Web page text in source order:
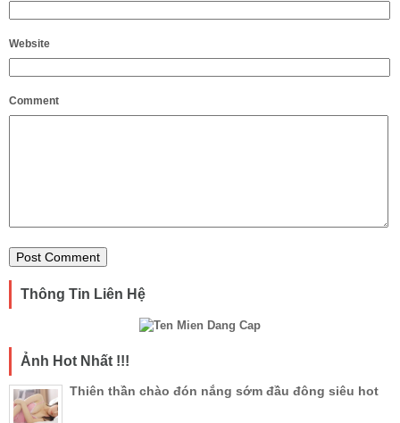
Website
Comment
Thông Tin Liên Hệ
Ảnh Hot Nhất !!!
Thiên thần chào đón nắng sớm đầu đông siêu hot